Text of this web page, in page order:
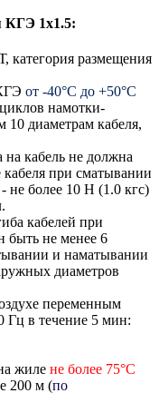
КГЭ 1х1.5:
категория размещения
от -40°С до +50°С
намотки-
10 диаметрам кабеля,
на кабель не должна
при сматывании
не более 10 Н (1.0 кгс)
кабелей при
быть не менее 6
и наматывании
диаметров
переменным
Гц в течение 5 мин:
жиле не более 75°С
200 м (по